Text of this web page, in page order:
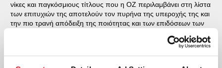
νίκες και παγκόσμιους τίτλους που η ΟΖ περιλαμβάνει στη λίστα
των επιτυχιών της αποτελούν τον πυρήνα της υπεροχής της και
την πιο τρανή απόδειξη της ποιότητας και των επιδόσεων των
ΔΙΑΒΑΣΤΕ ΠΕΡΙΣΣΟΤΕΡΑ